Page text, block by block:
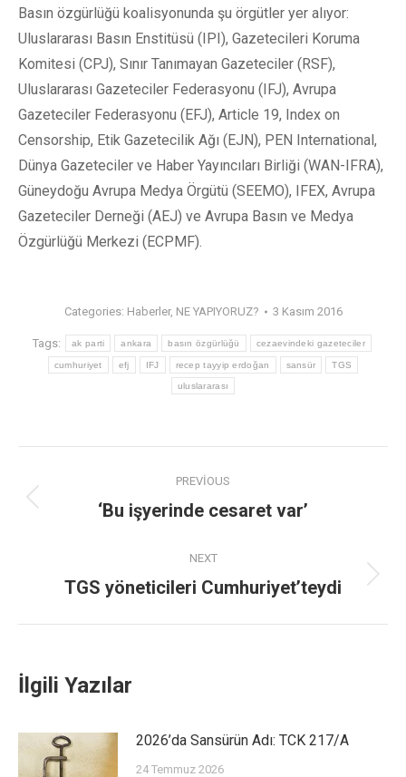
Basın özgürlüğü koalisyonunda şu örgütler yer alıyor:
Uluslararası Basın Enstitüsü (IPI), Gazetecileri Koruma
Komitesi (CPJ), Sınır Tanımayan Gazeteciler (RSF),
Uluslararası Gazeteciler Federasyonu (IFJ), Avrupa
Gazeteciler Federasyonu (EFJ), Article 19, Index on
Censorship, Etik Gazetecilik Ağı (EJN), PEN International,
Dünya Gazeteciler ve Haber Yayıncıları Birliği (WAN-IFRA),
Güneydoğu Avrupa Medya Örgütü (SEEMO), IFEX, Avrupa
Gazeteciler Derneği (AEJ) ve Avrupa Basın ve Medya
Özgürlüğü Merkezi (ECPMF).
Categories: Haberler, NE YAPIYORUZ? 3 Kasım 2016
Tags: ak parti ankara basın özgürlüğü cezaevindeki gazeteciler
cumhuriyet efj IFJ recep tayyip erdoğan sansür TGS
uluslararası
PREVIOUS
‘Bu işyerinde cesaret var’
NEXT
TGS yöneticileri Cumhuriyet’teydi
İlgili Yazılar
2026’da Sansürün Adı: TCK 217/A
24 Temmuz 2026